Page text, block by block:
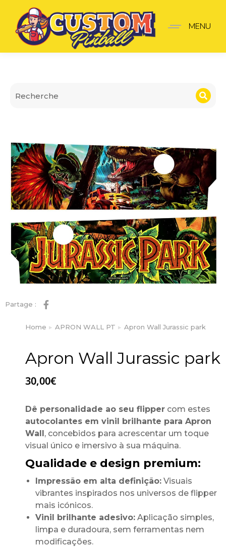
Apron Wall Jurassic park
MENU
Partage :
You are here:
Home APRON WALL PT Apron Wall Jurassic park
Apron Wall Jurassic park
30,00€
Dê personalidade ao seu flipper com estes
autocolantes em vinil brilhante para Apron
Wall, concebidos para acrescentar um toque
visual único e imersivo à sua máquina.
Qualidade e design premium:
Impressão em alta definição: Visuais
vibrantes inspirados nos universos de flipper
mais icónicos.
Vinil brilhante adesivo: Aplicação simples,
limpa e duradoura, sem ferramentas nem
modificações.